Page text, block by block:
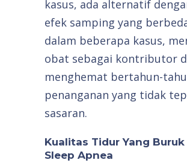
kasus, ada alternatif
efek samping yang
dalam beberapa kasus,
obat sebagai kontributor
menghemat bertahun-
penanganan yang tidak
sasaran.
Kualitas Tidur Yang Buruk
Sleep Apnea